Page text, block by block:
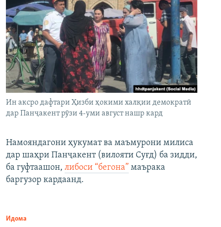
Ин аксро дафтари Ҳизби ҳокими халқии демократӣ
дар Панҷакент рӯзи 4-уми август нашр кард
Намояндагони ҳукумат ва маъмурони милиса
дар шаҳри Панҷакент (вилояти Суғд) ба зидди,
ба гуфтаашон, либоси “бегона” маърака
баргузор кардаанд.
Идома